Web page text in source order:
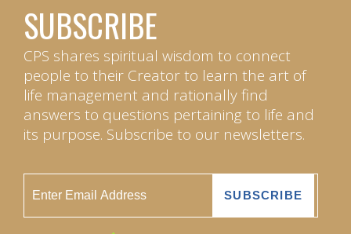
SUBSCRIBE
CPS shares spiritual wisdom to connect
people to their Creator to learn the art of
life management and rationally find
answers to questions pertaining to life and
its purpose. Subscribe to our newsletters.